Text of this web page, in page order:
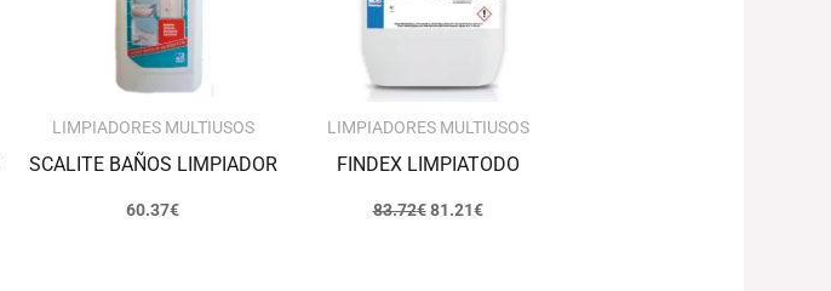
LIMPIADORES MULTIUSOS
SCALITE BAÑOS LIMPIADOR
60.37€
LIMPIADORES MULTIUSOS
FINDEX LIMPIATODO
83.72€ 81.21€